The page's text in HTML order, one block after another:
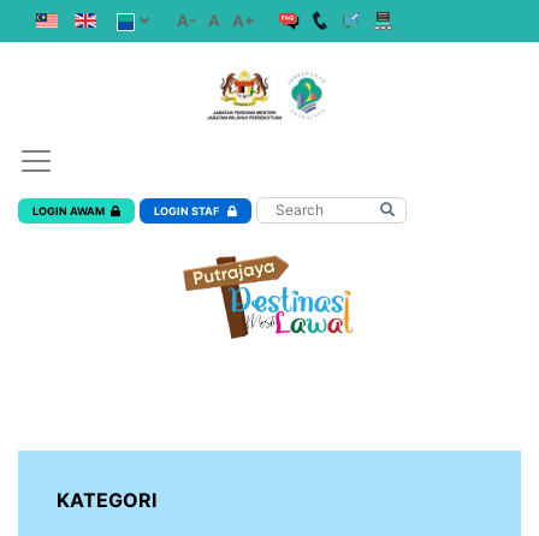
A- A A+
LOGIN AWAM LOGIN STAF
KATEGORI